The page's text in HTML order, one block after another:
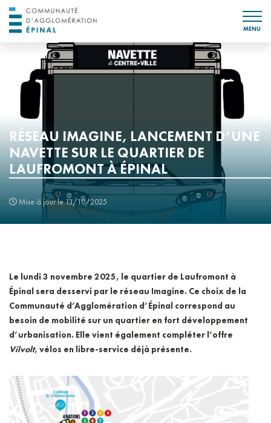
MENU
RÉSEAU IMAGINE, LANCEMENT D’UNE
NAVETTE SUR LE QUARTIER DE
LAUFROMONT À ÉPINAL
Mise à jour le 13/10/2025
Le lundi 3 novembre 2025, le quartier de Laufromont à
Épinal sera desservi par le réseau Imagine. Ce choix de la
Communauté d’Agglomération d’Épinal correspond au
besoin de mobilité sur un quartier en fort développement
d’urbanisation. Elle vient également compléter l’offre
Vilvolt, vélos en libre-service déjà présente.